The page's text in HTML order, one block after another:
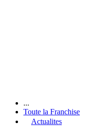
...
Toute la Franchise
Actualites